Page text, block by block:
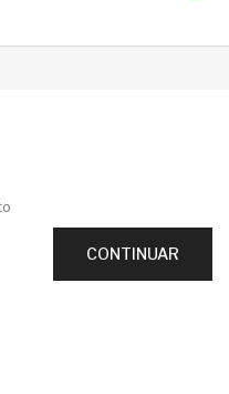
CONTINUAR